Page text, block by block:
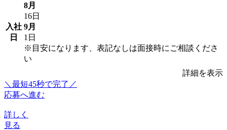
入社
日
8月
16日
9月
1日
※目安になります、表記なしは面接時にご相談くださ
い
詳細を表示
＼最短45秒で完了／
応募へ進む
詳しく
見る